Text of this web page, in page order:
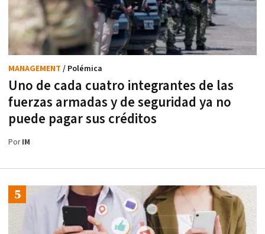
Uno de cada cuatro integrantes de las
fuerzas armadas y de seguridad ya no
puede pagar sus créditos
MANAGEMENT / Polémica
PorIM